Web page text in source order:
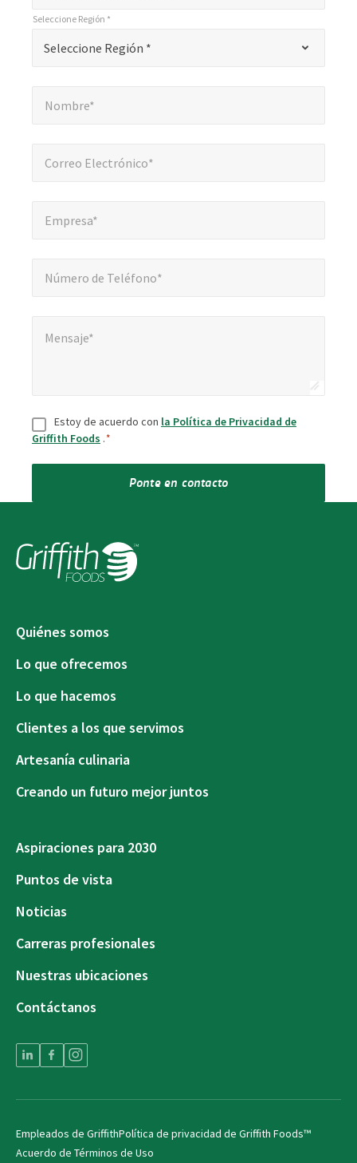
"
indica
Seleccione Región *
Seleccione Región *
Nombre*
Correo Electrónico*
Empresa*
Número de Teléfono*
Mensaje*
Consentir
Estoy de acuerdo con la Política de Privacidad de
Griffith Foods .*
Ponte en contacto
Quiénes somos
Lo que ofrecemos
Lo que hacemos
Clientes a los que servimos
Artesanía culinaria
Creando un futuro mejor juntos
Aspiraciones para 2030
Puntos de vista
Noticias
Carreras profesionales
Nuestras ubicaciones
Contáctanos
Empleados de GriffithPolítica de privacidad de Griffith Foods™
Acuerdo de Términos de Uso